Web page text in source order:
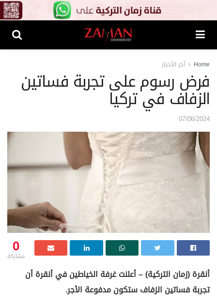
Home آخر الأخبار
فرض رسوم على تجربة فساتين
الزفاف في تركيا
07/06/2024
0
مشاركة
أنقرة (زمان التركية) – أعلنت غرفة الخياطين في أنقرة أن
تجربة فساتين الزفاف ستكون مدفوعة الأجر.